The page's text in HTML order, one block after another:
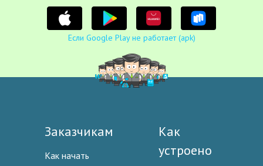
Если Google Play не работает (apk)
Заказчикам
Как начать
Как
устроено